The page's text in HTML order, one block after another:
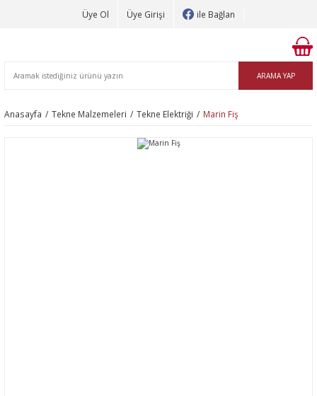
Üye Ol Üye Girişi ile Bağlan
ARAMA YAP
Anasayfa Tekne Malzemeleri Tekne Elektriği Marin Fiş